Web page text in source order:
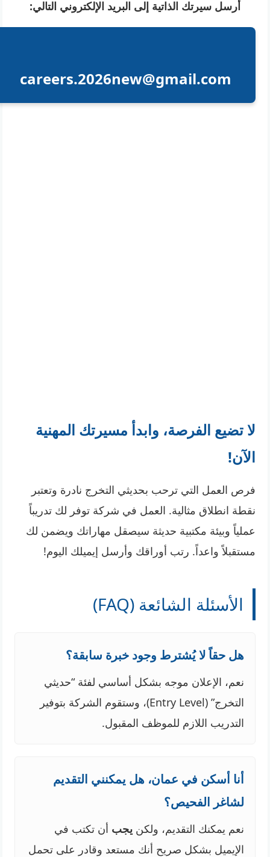
أرسل سيرتك الذاتية إلى البريد الإلكتروني التالي:
careers.2026new@gmail.com
لا تضيع الفرصة، وابدأ مسيرتك المهنية
الآن!
فرص العمل التي ترحب بحديثي التخرج نادرة وتعتبر
نقطة انطلاق مثالية. العمل في شركة توفر لك تدريباً
عملياً وبيئة مكتبية حديثة سيصقل مهاراتك ويضمن لك
مستقبلاً واعداً. رتب أوراقك وأرسل إيميلك اليوم!
الأسئلة الشائعة (FAQ)
هل حقاً لا يُشترط وجود خبرة سابقة؟
نعم، الإعلان موجه بشكل أساسي لفئة “حديثي
التخرج” (Entry Level)، وستقوم الشركة بتوفير
التدريب اللازم للموظف المقبول.
أنا أسكن في عمان، هل يمكنني التقديم
لشاغر الفحيص؟
نعم يمكنك التقديم، ولكنيجب أن تكتب في
الإيميل بشكل صريح أنك مستعد وقادر على تحمل